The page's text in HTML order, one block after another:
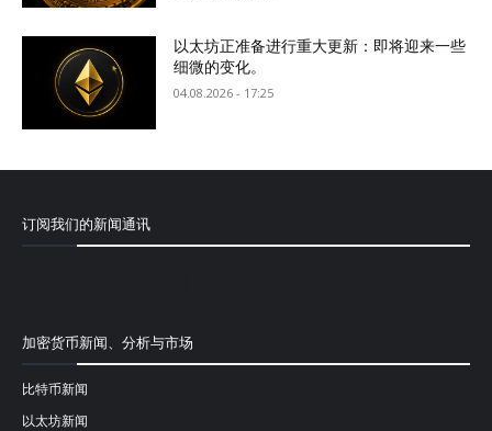
以太坊正准备进行重大更新：即将迎来一些
细微的变化。
04.08.2026 - 17:25
订阅我们的新闻通讯
加密货币新闻、分析与市场
比特币新闻
以太坊新闻